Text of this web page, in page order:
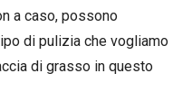
a caso, possono
di pulizia che vogliamo
di grasso in questo